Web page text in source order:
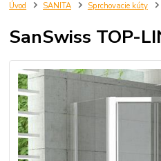
Úvod SANITA Sprchovacie kúty
SanSwiss TOP-